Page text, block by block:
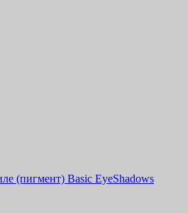
(пигмент) Basic EyeShadows